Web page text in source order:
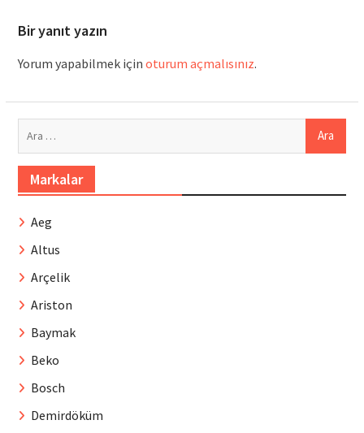
Bir yanıt yazın
Yorum yapabilmek için oturum açmalısınız.
Markalar
Aeg
Altus
Arçelik
Ariston
Baymak
Beko
Bosch
Demirdöküm